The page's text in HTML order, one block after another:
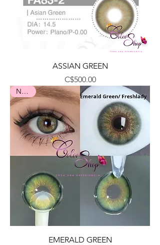
ASSIAN GREEN
Precio
C$500.00
Nuevo
EMERALD GREEN